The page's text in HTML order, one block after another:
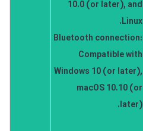
10.0 (or later), and
Linux.
Bluetooth connection:
Compatible with
Windows 10 (or later),
macOS 10.10 (or
later).